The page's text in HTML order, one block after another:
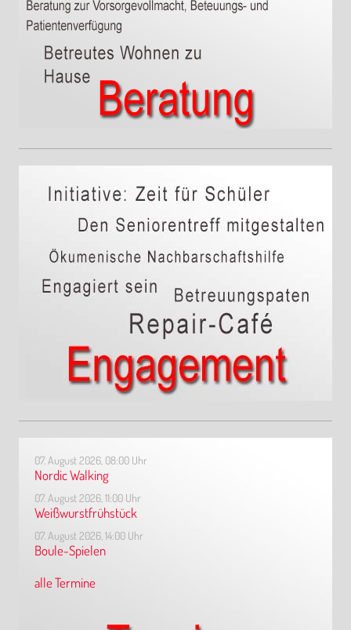
07. August 2026, 08:00 Uhr
Nordic Walking
07. August 2026, 11:00 Uhr
Weißwurstfrühstück
07. August 2026, 14:00 Uhr
Boule-Spielen
alle Termine